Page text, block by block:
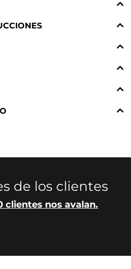
de los clientes
clientes nos avalan.